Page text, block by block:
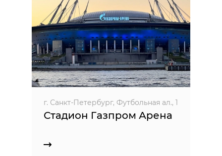
г. Санкт-Петербург, Футбольная ал., 1
Стадион Газпром Арена